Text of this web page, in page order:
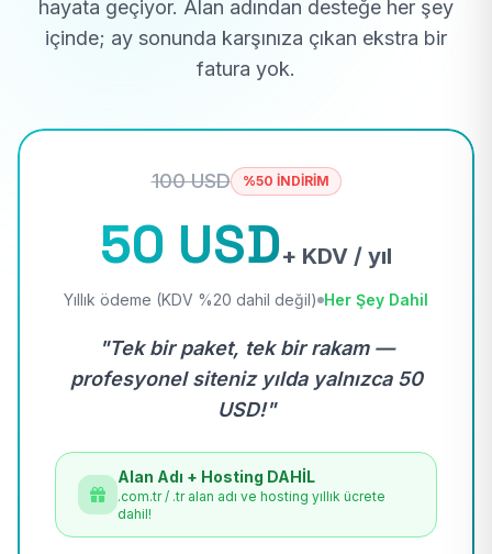
hayata geçiyor. Alan adından desteğe her şey
içinde; ay sonunda karşınıza çıkan ekstra bir
fatura yok.
100 USD %50 İNDİRİM
50 USD+ KDV / yıl
Yıllık ödeme (KDV %20 dahil değil) Her Şey Dahil
"Tek bir paket, tek bir rakam —
profesyonel siteniz yılda yalnızca 50
USD!"
Alan Adı + Hosting DAHİL
.com.tr / .tr alan adı ve hosting yıllık ücrete
dahil!